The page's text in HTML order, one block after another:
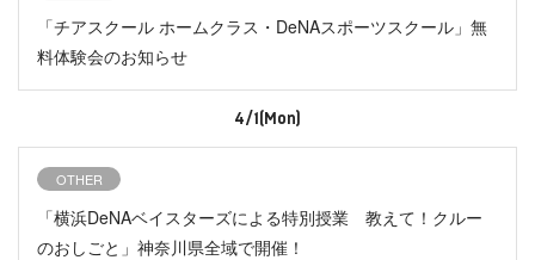
「チアスクール ホームクラス・DeNAスポーツスクール」無
料体験会のお知らせ
4/1(Mon)
OTHER
「横浜DeNAベイスターズによる特別授業 教えて！クルー
のおしごと」神奈川県全域で開催！